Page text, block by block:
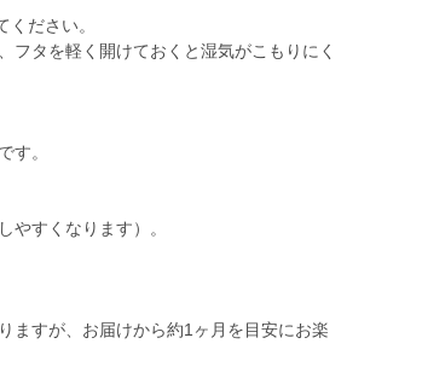
ださい。
フタを軽く開けておくと湿気がこもりにく
す。
すくなります）。
ますが、お届けから約1ヶ月を目安にお楽